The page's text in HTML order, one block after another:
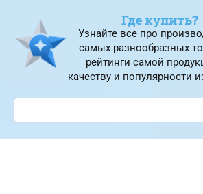
контенту
Где купить?
Узнайте все про
самых разнообразных
рейтинги самой
качеству и популярности
Поиск: